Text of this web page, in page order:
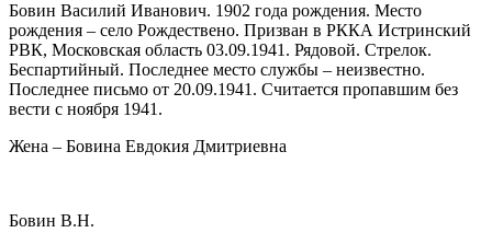
Бовин Василий Иванович. 1902 года рождения. Место
рождения – село Рождествено. Призван в РККА Истринский
РВК, Московская область 03.09.1941. Рядовой. Стрелок.
Беспартийный. Последнее место службы – неизвестно.
Последнее письмо от 20.09.1941. Считается пропавшим без
вести с ноября 1941.
Жена – Бовина Евдокия Дмитриевна
Бовин В.Н.